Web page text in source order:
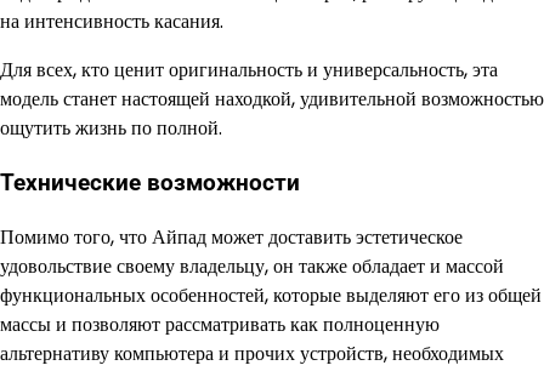
на интенсивность касания.
Для всех, кто ценит оригинальность и универсальность, эта
модель станет настоящей находкой, удивительной возможностью
ощутить жизнь по полной.
Технические возможности
Помимо того, что Айпад может доставить эстетическое
удовольствие своему владельцу, он также обладает и массой
функциональных особенностей, которые выделяют его из общей
массы и позволяют рассматривать как полноценную
альтернативу компьютера и прочих устройств, необходимых